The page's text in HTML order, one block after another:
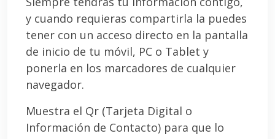
y cuando requieras compartirla la puedes
tener con un acceso directo en la pantalla
de inicio de tu móvil, PC o Tablet y
ponerla en los marcadores de cualquier
navegador.
Muestra el Qr (Tarjeta Digital o
Información de Contacto) para que lo